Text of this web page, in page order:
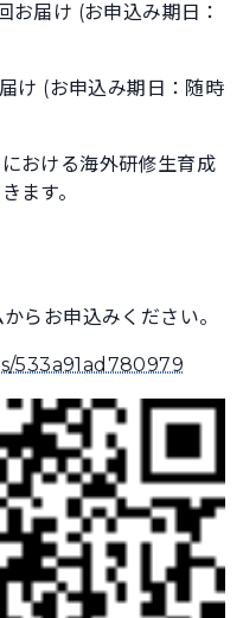
届け (お申込み期日：
け (お申込み期日：随時
おける海外研修生育成
ます。
らお申込みください。
533a91ad780979